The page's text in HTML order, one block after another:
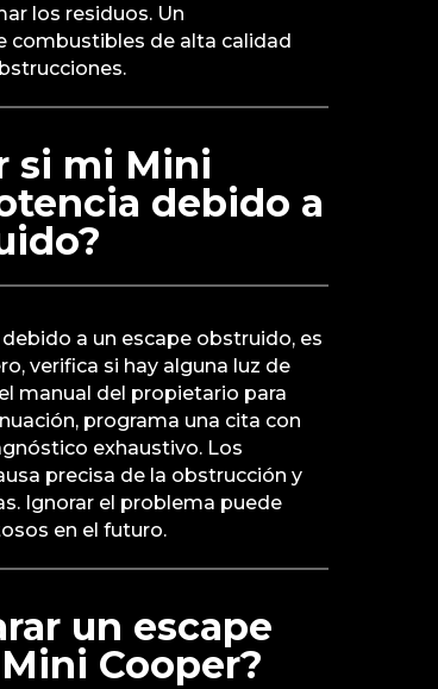
los residuos. Un
combustibles de alta calidad
si mi Mini
debido a
a un escape obstruido, es
verifica si hay alguna luz de
manual del propietario para
programa una cita con
exhaustivo. Los
precisa de la obstrucción y
Ignorar el problema puede
en el futuro.
un escape
Cooper?